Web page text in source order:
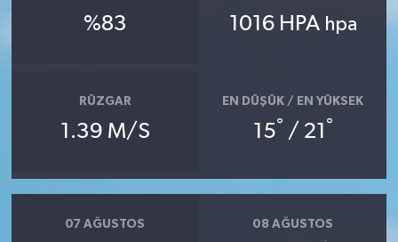
%83 1016 HPA hpa
RÜZGAR
1.39 M/S
EN DÜŞÜK / EN YÜKSEK
15° / 21 °
07 AĞUSTOS 08 AĞUSTOS